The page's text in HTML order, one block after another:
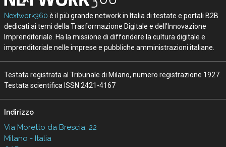
Nextwork360 è il più grande network in Italia di testate e portali B2B
dedicati ai temi della Trasformazione Digitale e dell’Innovazione
Imprenditoriale. Ha la missione di diffondere la cultura digitale e
imprenditoriale nelle imprese e pubbliche amministrazioni italiane.
Testata registrata al Tribunale di Milano, numero registrazione 1927.
Testata scientifica ISSN 2421-4167
Indirizzo
Via Moretto da Brescia, 22
Milano - Italia